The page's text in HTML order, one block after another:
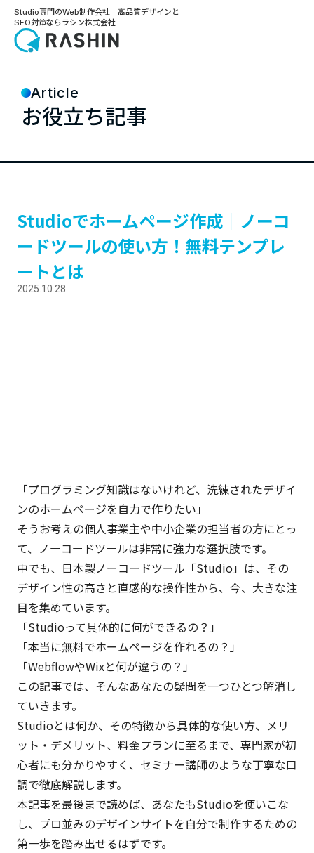
Article
お役立ち記事
Studioでホームページ作成｜ノーコ
ードツールの使い方！無料テンプレ
ートとは
2025.10.28
「プログラミング知識はないけれど、洗練されたデザイ
ンのホームページを自力で作りたい」
そうお考えの個人事業主や中小企業の担当者の方にとっ
て、ノーコードツールは非常に強力な選択肢です。
中でも、日本製ノーコードツール「Studio」は、その
デザイン性の高さと直感的な操作性から、今、大きな注
目を集めています。
「Studioって具体的に何ができるの？」
「本当に無料でホームページを作れるの？」
「WebflowやWixと何が違うの？」
この記事では、そんなあなたの疑問を一つひとつ解消し
ていきます。
Studioとは何か、その特徴から具体的な使い方、メリ
ット・デメリット、料金プランに至るまで、専門家が初
心者にも分かりやすく、セミナー講師のような丁寧な口
調で徹底解説します。
本記事を最後まで読めば、あなたもStudioを使いこな
し、プロ並みのデザインサイトを自分で制作するための
第一歩を踏み出せるはずです。
Studio専門のWeb制作会社｜高品質デザインと
SEO対策ならラシン株式会社